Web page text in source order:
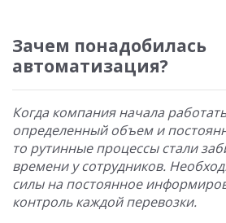
Зачем понадобилась
автоматизация?
Когда компания начала
определенный объем и
то рутинные процессы стали
времени у сотрудников.
силы на постоянное
контроль каждой перевозки.